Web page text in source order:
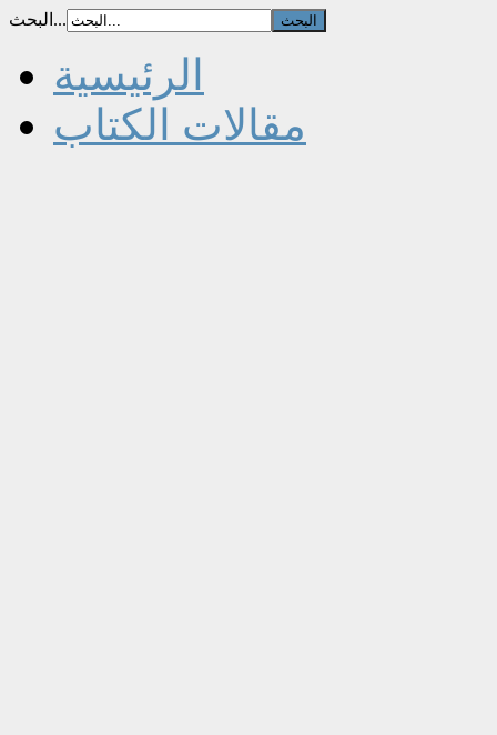
البحث...
الرئيسية
مقالات الكتاب